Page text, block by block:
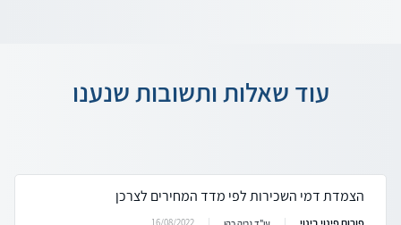
עוד שאלות ותשובות שנענו
הצמדת דמי השכירות לפי מדד המחירים לצרכן
16/08/2022